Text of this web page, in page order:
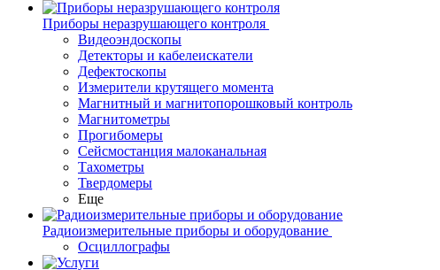
Приборы неразрушающего контроля
Видеоэндоскопы
Детекторы и кабелеискатели
Дефектоскопы
Измерители крутящего момента
Магнитный и магнитопорошковый контроль
Магнитометры
Прогибомеры
Сейсмостанция малоканальная
Тахометры
Твердомеры
Еще
Радиоизмерительные приборы и оборудование
Осциллографы